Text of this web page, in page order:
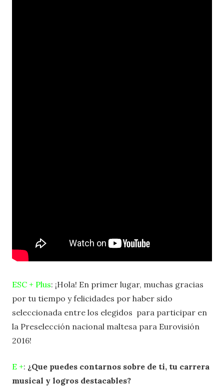
ESC + Plus: ¡Hola! En primer lugar, muchas gracias
por tu tiempo y felicidades por haber sido
seleccionada entre los elegidos para participar en
la Preselección nacional maltesa para Eurovisión
2016!
E +: ¿Que puedes contarnos sobre de ti, tu carrera
musical y logros destacables?